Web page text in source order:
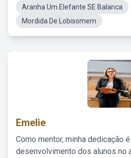
Aranha Um Elefante SE Balanca
Mordida De Lobisomem
Emelie
Como mentor, minha dedicação
desenvolvimento dos alunos no